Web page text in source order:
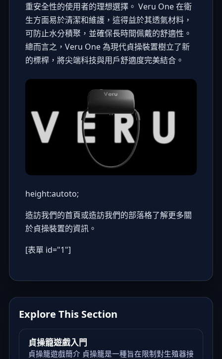
重安全性的使用者的理想選擇。 Veru One 在衛
生方面易於清潔和維護，這得益於其透氣材料，
可防止水分積聚，並確保長時間佩戴的舒適性。
總而言之，Veru One 為現代貞操裝置樹立了新
的標桿，將尖端科技與用戶舒適度完美結合。
height:autoto;
造訪我們的首頁或造訪我們的部落格了解更多關
於貞操裝置的資訊。
[表單 id="1"]
Explore This Section
貞操籠遊戲入門
貞操籠遊戲簡介 貞操籠是一種旨在限制對生殖器接